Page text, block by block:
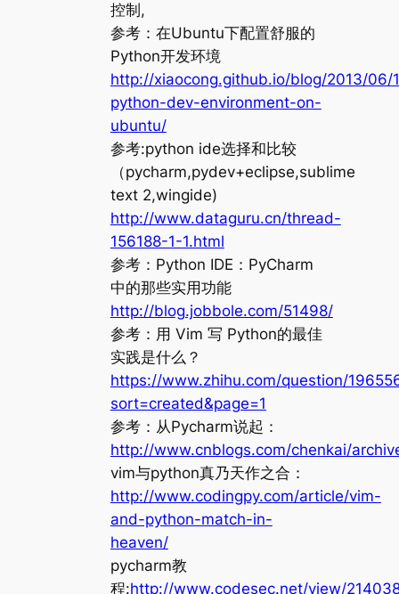
控制,
参考：在Ubuntu下配置舒服的
Python开发环境
http://xiaocong.github.io/blog/2013/06/
python-dev-environment-on-
ubuntu/
参考:python ide选择和比较
（pycharm,pydev+eclipse,sublime
text 2,wingide)
http://www.dataguru.cn/thread-
156188-1-1.html
参考：Python IDE：PyCharm
中的那些实用功能
http://blog.jobbole.com/51498/
参考：用 Vim 写 Python的最佳
实践是什么？
https://www.zhihu.com/question/
sort=created&page=1
参考：从Pycharm说起：
http://www.cnblogs.com/chenkai/
vim与python真乃天作之合：
http://www.codingpy.com/article/vim-
and-python-match-in-
heaven/
pycharm教
程:http://www.codesec.net/view/